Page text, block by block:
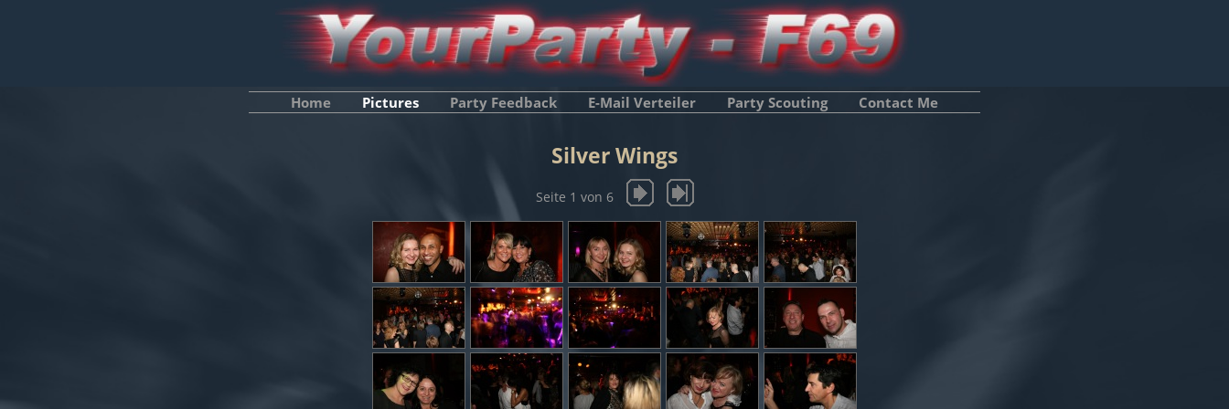
Home Pictures Party Feedback E-Mail Verteiler Party Scouting Contact Me
Silver Wings
Seite 1 von 6